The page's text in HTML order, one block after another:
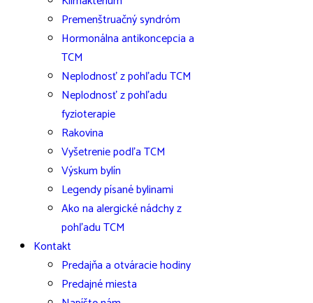
Premenštruačný syndróm
Hormonálna antikoncepcia a
TCM
Neplodnosť z pohľadu TCM
Neplodnosť z pohľadu
fyzioterapie
Rakovina
Vyšetrenie podľa TCM
Výskum bylín
Legendy písané bylinami
Ako na alergické nádchy z
pohľadu TCM
Kontakt
Predajňa a otváracie hodiny
Predajné miesta